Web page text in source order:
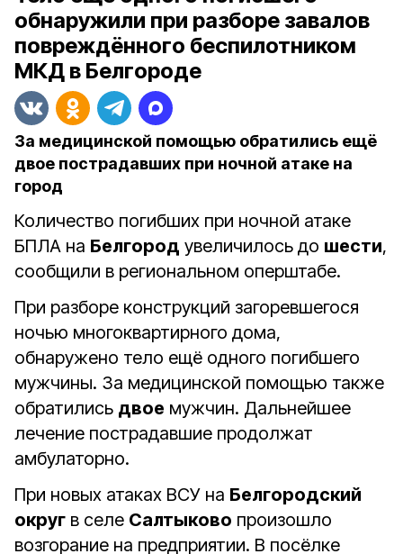
обнаружили при разборе завалов
повреждённого беспилотником
МКД в Белгороде
За медицинской помощью обратились ещё
двое пострадавших при ночной атаке на
город
Количество погибших при ночной атаке
БПЛА на Белгород увеличилось до шести,
сообщили в региональном оперштабе.
При разборе конструкций загоревшегося
ночью многоквартирного дома,
обнаружено тело ещё одного погибшего
мужчины. За медицинской помощью также
обратились двое мужчин. Дальнейшее
лечение пострадавшие продолжат
амбулаторно.
При новых атаках ВСУ на Белгородский
округ в селе Салтыково произошло
возгорание на предприятии. В посёлке